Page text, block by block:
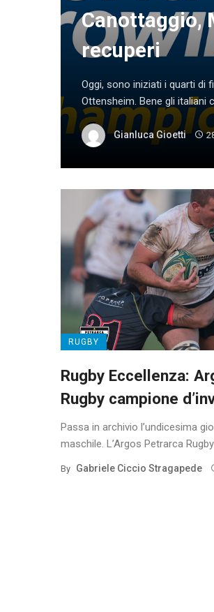
Canottaggio,
recuperi
Oggi, sono iniziati i quarti di
Ottensheim. Bene gli italiani
Gianluca Gioetti
RUGBY
Rugby Eccellenza:
Rugby campione
Passa in archivio l’undicesima
maschile. L’Argos Petrarca
By Gabriele Ciccio Stragapede